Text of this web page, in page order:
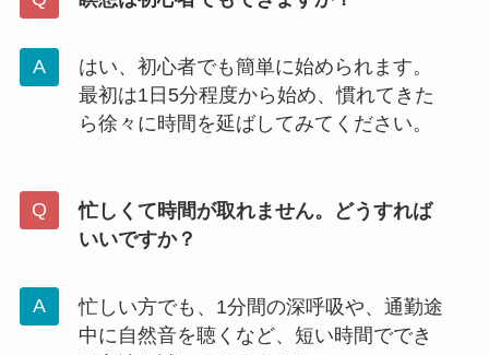
はい、初心者でも簡単に始められます。
最初は1日5分程度から始め、慣れてきた
ら徐々に時間を延ばしてみてください。
忙しくて時間が取れません。どうすれば
いいですか？
忙しい方でも、1分間の深呼吸や、通勤途
中に自然音を聴くなど、短い時間ででき